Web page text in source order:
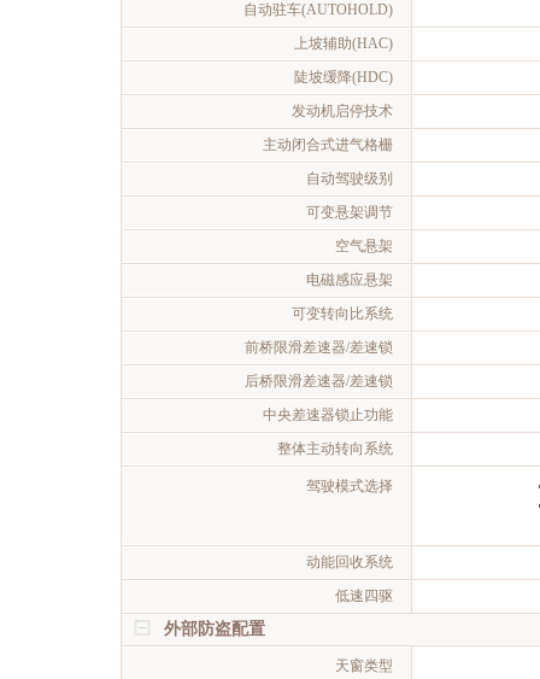
自动驻车(AUTOHOLD)
上坡辅助(HAC)
陡坡缓降(HDC)
发动机启停技术
主动闭合式进气格栅
自动驾驶级别
可变悬架调节
空气悬架
电磁感应悬架
可变转向比系统
前桥限滑差速器/差速锁
后桥限滑差速器/差速锁
中央差速器锁止功能
整体主动转向系统
驾驶模式选择
动能回收系统
低速四驱
外部防盗配置
天窗类型